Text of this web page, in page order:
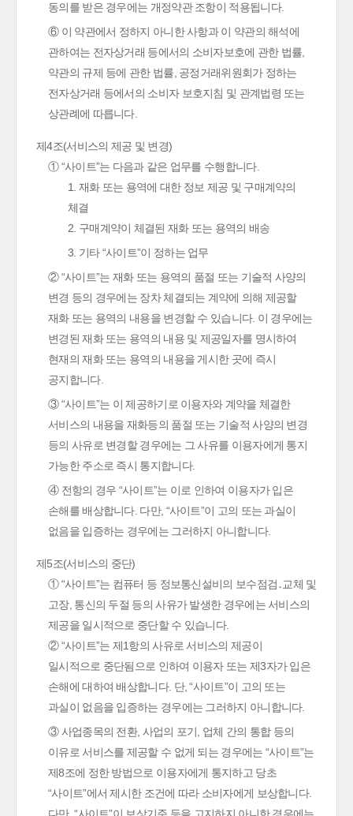
동의를 받은 경우에는 개정약관 조항이 적용됩니다.
⑥ 이 약관에서 정하지 아니한 사항과 이 약관의 해석에
관하여는 전자상거래 등에서의 소비자보호에 관한 법률,
약관의 규제 등에 관한 법률, 공정거래위원회가 정하는
전자상거래 등에서의 소비자 보호지침 및 관계법령 또는
상관례에 따릅니다.
제4조(서비스의 제공 및 변경)
① “사이트”는 다음과 같은 업무를 수행합니다.
1. 재화 또는 용역에 대한 정보 제공 및 구매계약의
체결
2. 구매계약이 체결된 재화 또는 용역의 배송
3. 기타 “사이트”이 정하는 업무
② “사이트”는 재화 또는 용역의 품절 또는 기술적 사양의
변경 등의 경우에는 장차 체결되는 계약에 의해 제공할
재화 또는 용역의 내용을 변경할 수 있습니다. 이 경우에는
변경된 재화 또는 용역의 내용 및 제공일자를 명시하여
현재의 재화 또는 용역의 내용을 게시한 곳에 즉시
공지합니다.
③ “사이트”는 이 제공하기로 이용자와 계약을 체결한
서비스의 내용을 재화등의 품절 또는 기술적 사양의 변경
등의 사유로 변경할 경우에는 그 사유를 이용자에게 통지
가능한 주소로 즉시 통지합니다.
④ 전항의 경우 “사이트”는 이로 인하여 이용자가 입은
손해를 배상합니다. 다만, “사이트”이 고의 또는 과실이
없음을 입증하는 경우에는 그러하지 아니합니다.
제5조(서비스의 중단)
① “사이트”는 컴퓨터 등 정보통신설비의 보수점검․교체 및
고장, 통신의 두절 등의 사유가 발생한 경우에는 서비스의
제공을 일시적으로 중단할 수 있습니다.
② “사이트”는 제1항의 사유로 서비스의 제공이
일시적으로 중단됨으로 인하여 이용자 또는 제3자가 입은
손해에 대하여 배상합니다. 단, “사이트”이 고의 또는
과실이 없음을 입증하는 경우에는 그러하지 아니합니다.
③ 사업종목의 전환, 사업의 포기, 업체 간의 통합 등의
이유로 서비스를 제공할 수 없게 되는 경우에는 “사이트”는
제8조에 정한 방법으로 이용자에게 통지하고 당초
“사이트”에서 제시한 조건에 따라 소비자에게 보상합니다.